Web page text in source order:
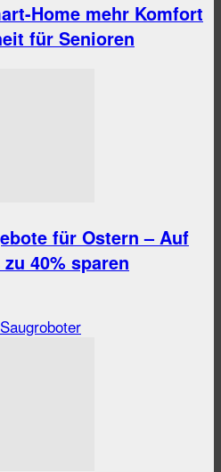
Home mehr Komfort
für Senioren
für Ostern – Auf
40% sparen
Saugroboter